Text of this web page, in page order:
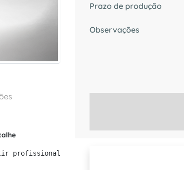
e organização em
Prazo de produção
Observações